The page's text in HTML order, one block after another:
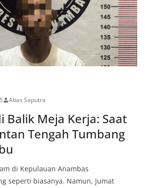
Abas Saputra
Balik Meja Kerja: Saat
Tengah Tumbang
di Kepulauan Anambas
seperti biasanya. Namun, Jumat